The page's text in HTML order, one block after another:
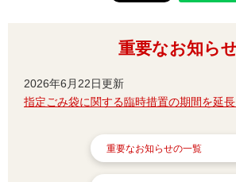
重要なお知ら
2026年6月22日更新
指定ごみ袋に関する臨時措置の期間を延
重要なお知らせの一覧